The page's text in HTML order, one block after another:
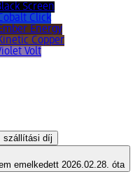
Screen
Click
Energy
Copper
Volt
szállítási díj
emelkedett 2026.02.28. óta